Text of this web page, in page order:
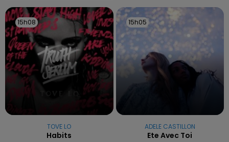
15h08
15h08
TOVE LO
Habits
15h05
15h05
ADELE CASTILLON
Ete Avec Toi